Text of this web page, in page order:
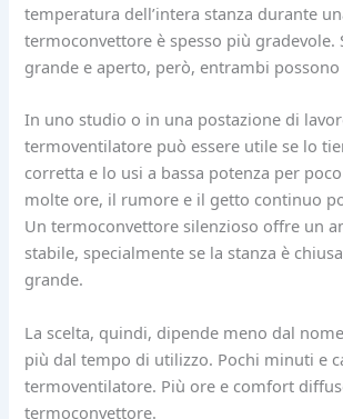
temperatura dell’intera stanza durante
termoconvettore è spesso più gradevole.
grande e aperto, però, entrambi
In uno studio o in una postazione di
termoventilatore può essere utile se lo
corretta e lo usi a bassa potenza per
molte ore, il rumore e il getto continuo
Un termoconvettore silenzioso offre un
stabile, specialmente se la stanza è
grande.
La scelta, quindi, dipende meno dal
più dal tempo di utilizzo. Pochi minuti e
termoventilatore. Più ore e comfort
termoconvettore.